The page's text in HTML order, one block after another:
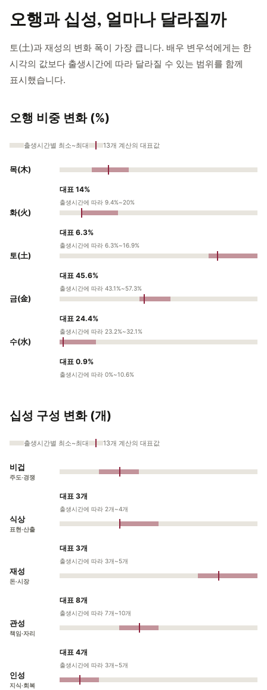
오행과 십성, 얼마나 달라질까
토(土)과 재성의 변화 폭이 가장 큽니다. 배우 변우석에게는 한
시각의 값보다 출생시간에 따라 달라질 수 있는 범위를 함께
표시했습니다.
오행 비중 변화 (%)
출생시간별 최소~최대 13개 계산의 대표값
목(木)
대표 14%
출생시간에 따라 9.4%~20%
화(火)
대표 6.3%
출생시간에 따라 6.3%~16.9%
토(土)
대표 45.6%
출생시간에 따라 43.1%~57.3%
금(金)
대표 24.4%
출생시간에 따라 23.2%~32.1%
수(水)
대표 0.9%
출생시간에 따라 0%~10.6%
십성 구성 변화 (개)
출생시간별 최소~최대 13개 계산의 대표값
비겁
주도·경쟁
대표 3개
출생시간에 따라 2개~4개
식상
표현·산출
대표 3개
출생시간에 따라 3개~5개
재성
돈·시장
대표 8개
출생시간에 따라 7개~10개
관성
책임·자리
대표 4개
출생시간에 따라 3개~5개
인성
지식·회복